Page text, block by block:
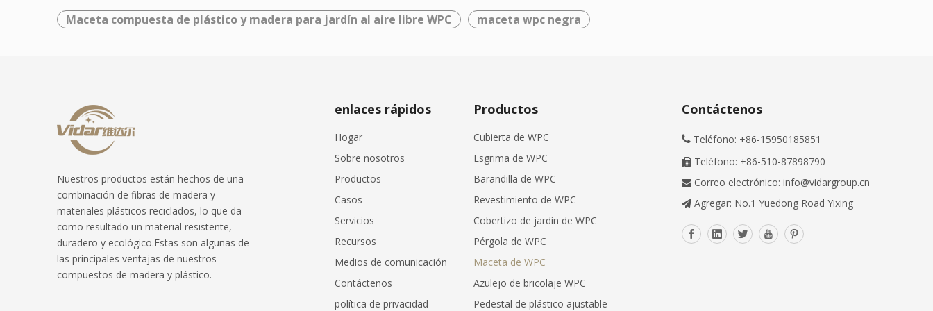
Maceta compuesta de plástico y madera para jardín al aire libre WPC maceta wpc negra
Nuestros productos están hechos de una
combinación de fibras de madera y
materiales plásticos reciclados, lo que da
como resultado un material resistente,
duradero y ecológico.Estas son algunas de
las principales ventajas de nuestros
compuestos de madera y plástico.
enlaces rápidos
Hogar
Sobre nosotros
Productos
Casos
Servicios
Recursos
Medios de comunicación
Contáctenos
política de privacidad
Productos
Cubierta de WPC
Esgrima de WPC
Barandilla de WPC
Revestimiento de WPC
Cobertizo de jardín de WPC
Pérgola de WPC
Maceta de WPC
Azulejo de bricolaje WPC
Pedestal de plástico ajustable
Contáctenos
 Teléfono: +86-15950185851
 Teléfono: +86-510-87898790
 Correo electrónico: info@vidargroup.cn
 Agregar: No.1 Yuedong Road Yixing